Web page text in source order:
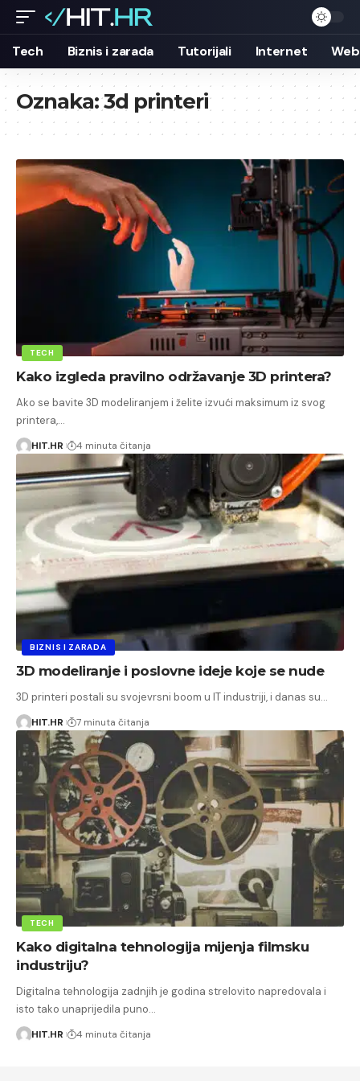
Tech Biznis i zarada Tutorijali Internet
Oznaka:3d printeri
TECH
Kako izgleda pravilno održavanje 3D printera?
Ako se bavite 3D modeliranjem i želite izvući maksimum iz svog
printera,…
HIT.HR 4 minuta čitanja
BIZNIS I ZARADA
3D modeliranje i poslovne ideje koje se nude
3D printeri postali su svojevrsni boom u IT industriji, i danas su…
HIT.HR 7 minuta čitanja
TECH
Kako digitalna tehnologija mijenja filmsku
industriju?
Digitalna tehnologija zadnjih je godina strelovito napredovala i
isto tako unaprijedila puno…
HIT.HR 4 minuta čitanja